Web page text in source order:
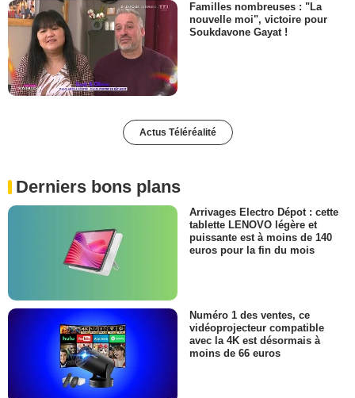
Familles nombreuses : "La
nouvelle moi", victoire pour
Soukdavone Gayat !
Actus Téléréalité
Derniers bons plans
Arrivages Electro Dépot : cette
tablette LENOVO légère et
puissante est à moins de 140
euros pour la fin du mois
Numéro 1 des ventes, ce
vidéoprojecteur compatible
avec la 4K est désormais à
moins de 66 euros